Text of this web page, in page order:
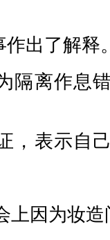
作出了解释
隔离作息
，表示自
上因为妆